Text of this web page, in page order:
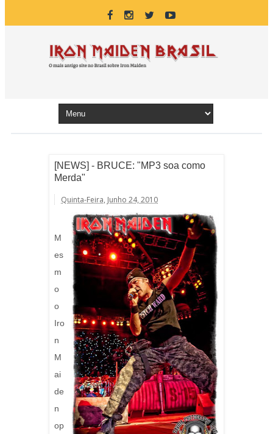
[NEWS] - BRUCE: "MP3 soa como
Merda"
Quinta-Feira, Junho 24, 2010
M
es
m
o
o
Iro
n
M
ai
de
n
op